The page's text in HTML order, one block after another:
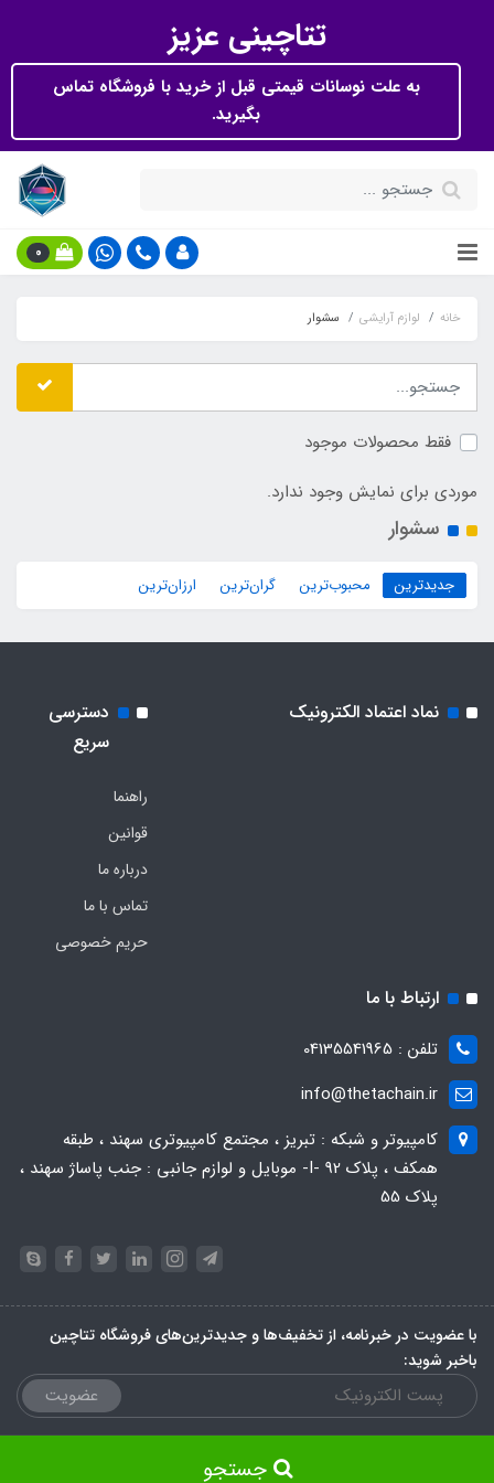
تتاچینی عزیز
به علت نوسانات قیمتی قبل از خرید با فروشگاه تماس
بگیرید.
0
خانه لوازم آرایشی سشوار
فقط محصولات موجود
موردی برای نمایش وجود ندارد.
سشوار
جدیدترین محبوب‌ترین گران‌ترین ارزان‌ترین
جستجو
نماد اعتماد الکترونیک
دسترسی
سریع
راهنما
قوانین
درباره ما
تماس با ما
حریم خصوصی
ارتباط با ما
تلفن : 04135541965
info@thetachain.ir
کامپیوتر و شبکه : تبریز ، مجتمع کامپیوتری سهند ، طبقه
همکف ، پلاک 92 -I- موبایل و لوازم جانبی : جنب پاساژ سهند ،
پلاک 55
با عضویت در خبرنامه، از تخفیف‌ها و جدیدترین‌های فروشگاه تتاچین
باخبر شوید:
عضویت